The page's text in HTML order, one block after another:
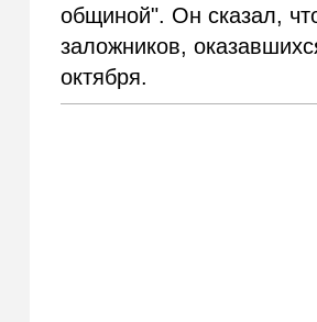
общиной". Он сказал,
заложников,
октября.